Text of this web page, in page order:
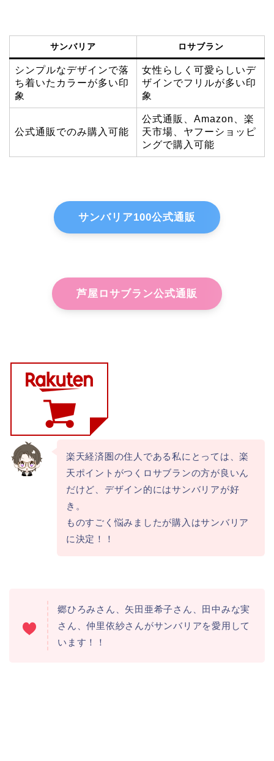
サンバリア ロサブラン
シンプルなデザインで落
ち着いたカラーが多い印
象
女性らしく可愛らしいデ
ザインでフリルが多い印
象
公式通販でのみ購入可能
公式通販、Amazon、楽
天市場、ヤフーショッピ
ングで購入可能
サンバリア100公式通販
芦屋ロサブラン公式通販
楽天経済圏の住人である私にとっては、楽
天ポイントがつくロサブランの方が良いん
だけど、デザイン的にはサンバリアが好
き。
ものすごく悩みましたが購入はサンバリア
に決定！！
郷ひろみさん、矢田亜希子さん、田中みな実
さん、仲里依紗さんがサンバリアを愛用して
います！！